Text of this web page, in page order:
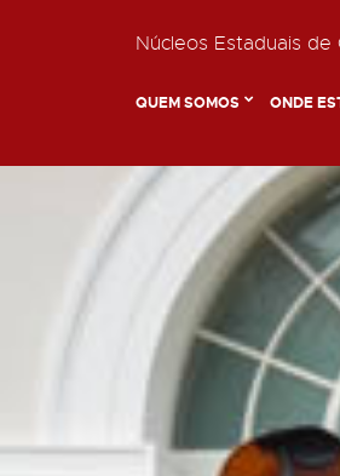
Núcleos Estaduais
QUEM SOMOS ONDE